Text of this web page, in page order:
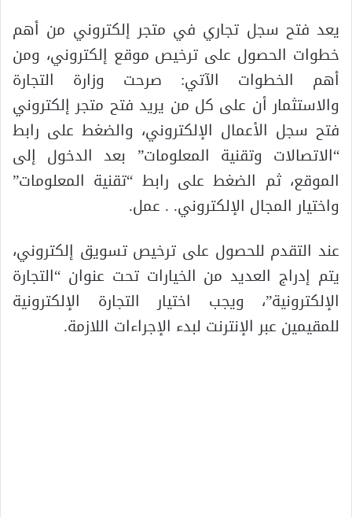
يعد فتح سجل تجاري في متجر إلكتروني من أهم
خطوات الحصول على ترخيص موقع إلكتروني، ومن
أهم الخطوات الآتي: صرحت وزارة التجارة
والاستثمار أن على كل من يريد فتح متجر إلكتروني
فتح سجل الأعمال الإلكتروني، والضغط على رابط
“الاتصالات وتقنية المعلومات” بعد الدخول إلى
الموقع، ثم الضغط على رابط “تقنية المعلومات”
واختيار المجال الإلكتروني. . عمل.
عند التقدم للحصول على ترخيص تسويق إلكتروني،
يتم إدراج العديد من الخيارات تحت عنوان “التجارة
الإلكترونية”، ويجب اختيار التجارة الإلكترونية
للمقيمين عبر الإنترنت لبدء الإجراءات اللازمة.